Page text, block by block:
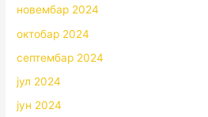
новембар 2024
октобар 2024
септембар 2024
јул 2024
јун 2024